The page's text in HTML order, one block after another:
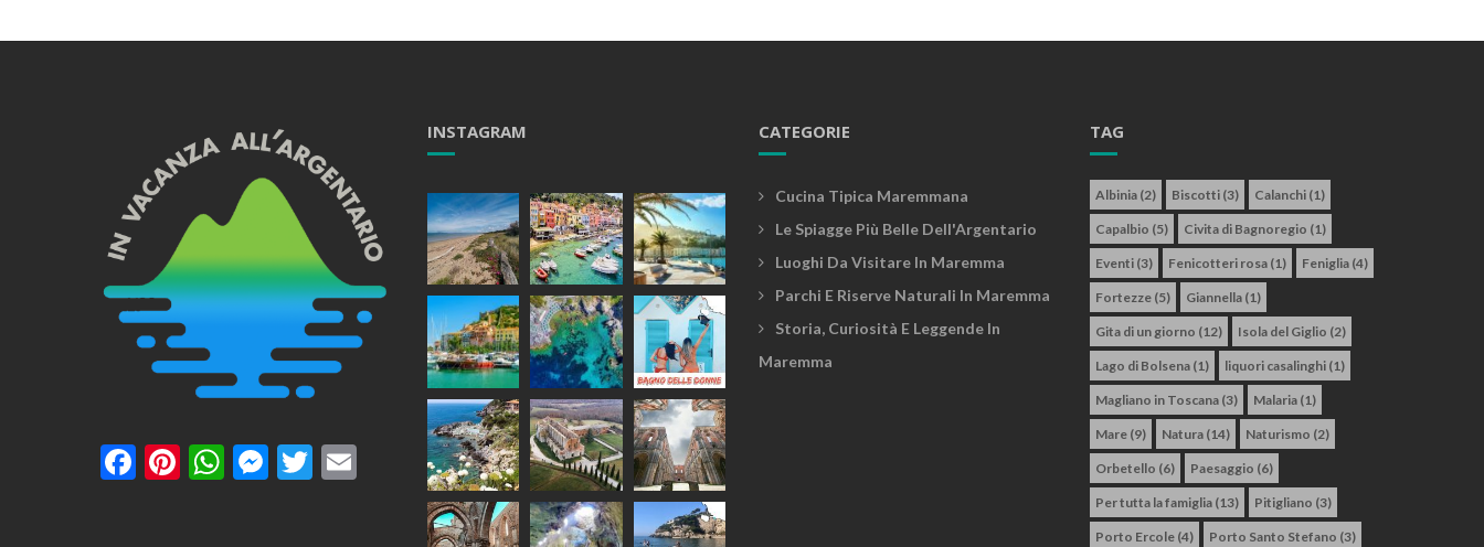
Facebook
Pinterest
WhatsApp
Messenger
Twitter
Email
INSTAGRAM CATEGORIE
Cucina Tipica Maremmana
Le Spiagge Più Belle Dell'Argentario
Luoghi Da Visitare In Maremma
Parchi E Riserve Naturali In Maremma
Storia, Curiosità E Leggende In
Maremma
TAG
Albinia (2) Biscotti (3) Calanchi (1)
Capalbio (5) Civita di Bagnoregio (1)
Eventi (3) Fenicotteri rosa (1) Feniglia (4)
Fortezze (5) Giannella (1)
Gita di un giorno (12) Isola del Giglio (2)
Lago di Bolsena (1) liquori casalinghi (1)
Magliano in Toscana (3) Malaria (1)
Mare (9) Natura (14) Naturismo (2)
Orbetello (6) Paesaggio (6)
Per tutta la famiglia (13) Pitigliano (3)
Porto Ercole (4) Porto Santo Stefano (3)